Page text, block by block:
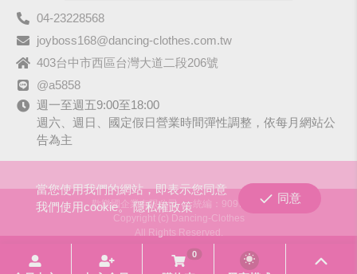
04-23228568
joyboss168@dancing-clothes.com.tw
403台中市西區台灣大道二段206號
@a5858
週一至週五9:00至18:00
週六、週日、國定假日營業時間彈性調整，依每月網站公
告為主
歡樂國企業有限公司
統編：90979680
Copyright (c) Dancing-Clothes
All Rights Reserved.
當您使用我們的網站，即表示您同意
我們使用cookie。隱私權政策
同意
0